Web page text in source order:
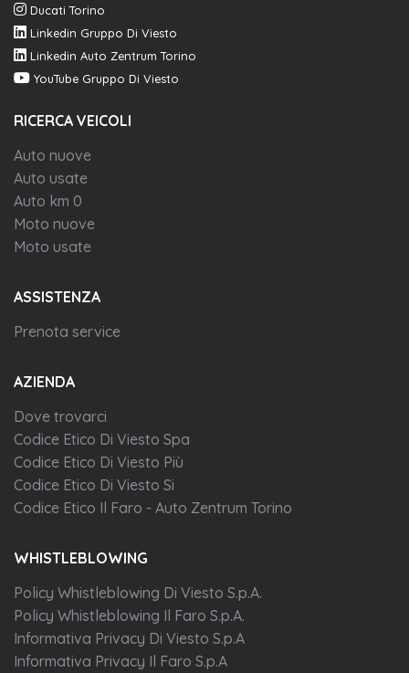
Ducati Torino
Linkedin Gruppo Di Viesto
Linkedin Auto Zentrum Torino
YouTube Gruppo Di Viesto
RICERCA VEICOLI
Auto nuove
Auto usate
Auto km 0
Moto nuove
Moto usate
ASSISTENZA
Prenota service
AZIENDA
Dove trovarci
Codice Etico Di Viesto Spa
Codice Etico Di Viesto Più
Codice Etico Di Viesto Si
Codice Etico Il Faro - Auto Zentrum Torino
WHISTLEBLOWING
Policy Whistleblowing Di Viesto S.p.A.
Policy Whistleblowing Il Faro S.p.A.
Informativa Privacy Di Viesto S.p.A
Informativa Privacy Il Faro S.p.A